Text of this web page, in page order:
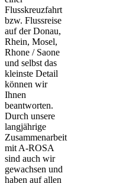
Flusskreuzfahrt
bzw. Flussreise
auf der Donau,
Rhein, Mosel,
Rhone / Saone
und selbst das
kleinste Detail
können wir
Ihnen
beantworten.
Durch unsere
langjährige
Zusammenarbeit
mit A-ROSA
sind auch wir
gewachsen und
haben auf allen